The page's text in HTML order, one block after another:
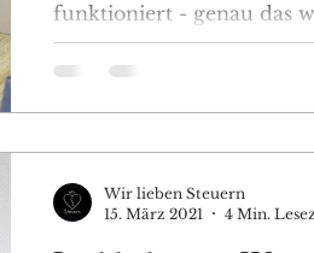
funktioniert - genau das
Wir lieben Steuern
15. März 2021
4 Min.